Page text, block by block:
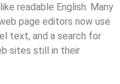
readable English. Many
page editors now use
text, and a search for
sites still in their